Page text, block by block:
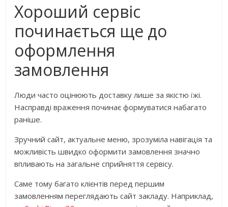
Хороший сервіс
починається ще до
оформлення
замовлення
Люди часто оцінюють доставку лише за якістю їжі.
Насправді враження починає формуватися набагато
раніше.
Зручний сайт, актуальне меню, зрозуміла навігація та
можливість швидко оформити замовлення значно
впливають на загальне сприйняття сервісу.
Саме тому багато клієнтів перед першим
замовленням переглядають сайт закладу. Наприклад,